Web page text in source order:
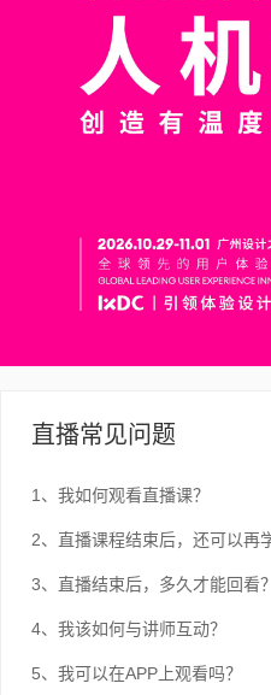
直播常见问题
1、我如何观看直播课？
2、直播课程结束后，还可以再
3、直播结束后，多久才能回看？
4、我该如何与讲师互动？
5、我可以在APP上观看吗？